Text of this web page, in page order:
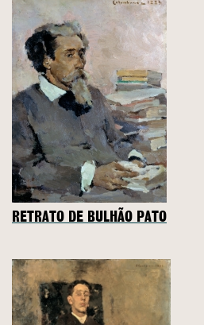
RETRATO DE BULHÃO PATO